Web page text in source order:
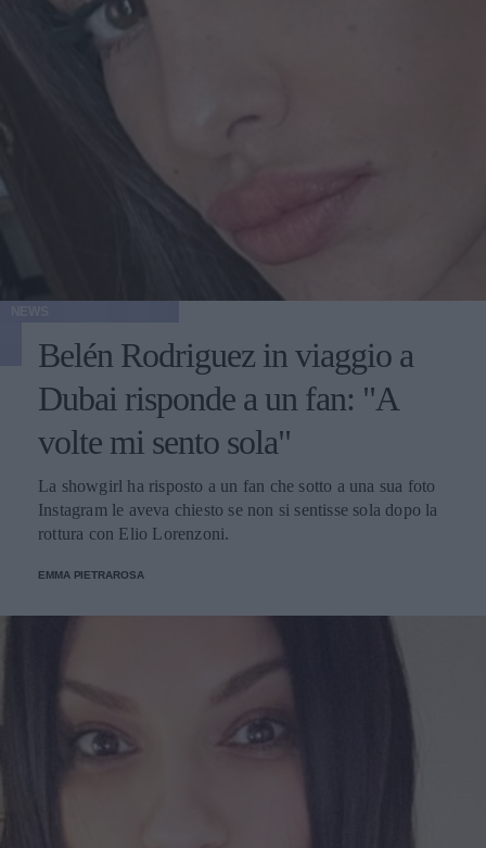
Belén Rodriguez in viaggio a
Dubai risponde a un fan: "A
volte mi sento sola"
La showgirl ha risposto a un fan che sotto a una sua foto
Instagram le aveva chiesto se non si sentisse sola dopo la
rottura con Elio Lorenzoni.
EMMA PIETRAROSA